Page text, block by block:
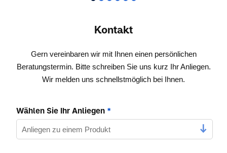
Kontakt
Gern vereinbaren wir mit Ihnen einen persönlichen
Beratungstermin. Bitte schreiben Sie uns kurz Ihr Anliegen.
Wir melden uns schnellstmöglich bei Ihnen.
Wählen Sie Ihr Anliegen *